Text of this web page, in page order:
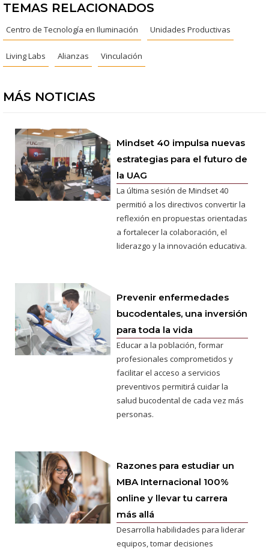
TEMAS RELACIONADOS
Centro de Tecnología en Iluminación Unidades Productivas
Living Labs Alianzas Vinculación
MÁS NOTICIAS
Mindset 40 impulsa nuevas
estrategias para el futuro de
la UAG
La última sesión de Mindset 40
permitió a los directivos convertir la
reflexión en propuestas orientadas
a fortalecer la colaboración, el
liderazgo y la innovación educativa.
Prevenir enfermedades
bucodentales, una inversión
para toda la vida
Educar a la población, formar
profesionales comprometidos y
facilitar el acceso a servicios
preventivos permitirá cuidar la
salud bucodental de cada vez más
personas.
Razones para estudiar un
MBA Internacional 100%
online y llevar tu carrera
más allá
Desarrolla habilidades para liderar
equipos, tomar decisiones